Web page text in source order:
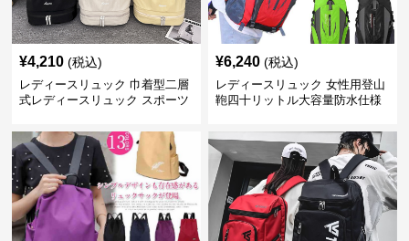
¥4,210 (税込)
レディースリュック 巾着型二層
式レディースリュック スポーツ
¥6,240 (税込)
レディースリュック 女性用登山
鞄四十リットル大容量防水仕様